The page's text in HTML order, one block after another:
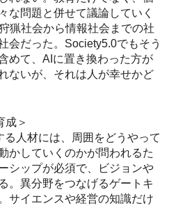
な問題と併せて議論していく
猟社会から情報社会までの社
会だった。Society5.0でもそう
めて、AIに置き換わった方が
ないが、それは人が幸せかど
成＞
人材には、周囲をどうやって
かしていくのかが問われるた
シップが必須で、ビジョンや
。異分野をつなげるゲートキ
サイエンスや経営の知識だけ